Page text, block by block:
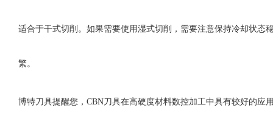
适合于干式切削。如果需要使用湿式切削，需要注意保持冷却状态
繁。
博特刀具提醒您， CBN刀具在高硬度材料数控加工中具有较好的应